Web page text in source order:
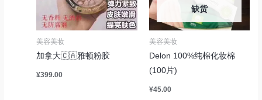
美容美妆
加拿大🇨🇦雅‮粉顿‬胶
¥399.00
缺货
美容美妆
Delon 100%纯棉化妆棉
(100片)
¥45.00